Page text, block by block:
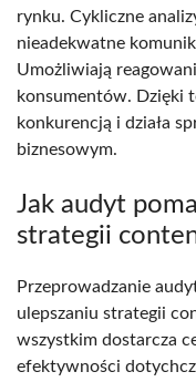
rynku. Cykliczne
nieadekwatne
Umożliwiają
konsumentów. Dzięki
konkurencją i działa
biznesowym.
Jak audyt
strategii
Przeprowadzanie
ulepszaniu strategii
wszystkim dostarcza
efektywności